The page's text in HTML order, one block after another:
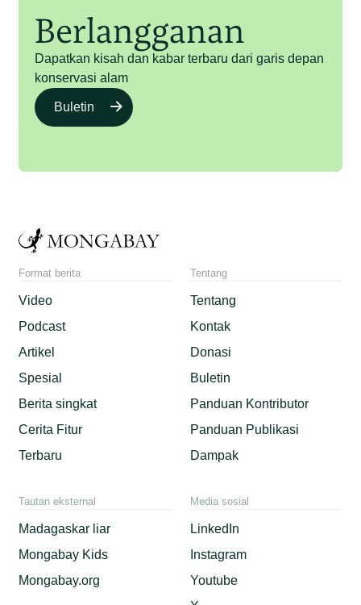
Berlangganan
Dapatkan kisah dan kabar terbaru dari garis depan
konservasi alam
Buletin
Format berita
Video
Podcast
Artikel
Spesial
Berita singkat
Cerita Fitur
Terbaru
Tentang
Tentang
Kontak
Donasi
Buletin
Panduan Kontributor
Panduan Publikasi
Dampak
Tautan eksternal
Madagaskar liar
Mongabay Kids
Mongabay.org
Media sosial
LinkedIn
Instagram
Youtube